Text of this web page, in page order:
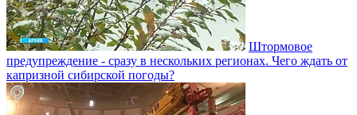
Штормовое
предупреждение - сразу в нескольких регионах. Чего ждать от
капризной сибирской погоды?